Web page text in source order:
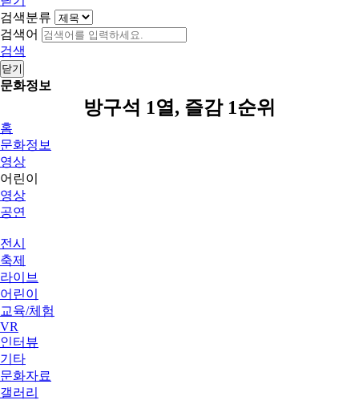
검색분류
검색어
검색
닫기
문화정보
방구석 1열, 즐감 1순위
홈
문화정보
영상
어린이
영상
공연
전시
축제
라이브
어린이
교육/체험
VR
인터뷰
기타
문화자료
갤러리